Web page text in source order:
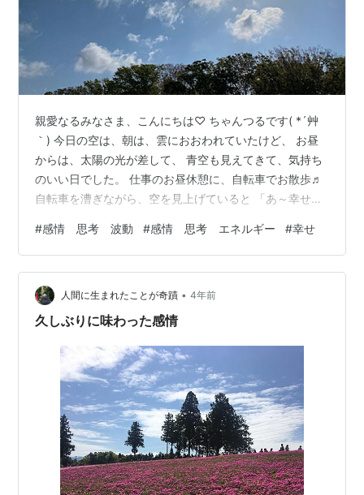
親愛なるみなさま、こんにちは♡ ちゃんつるです( *´艸
｀) 今日の空は、朝は、雲におおわれていたけど、 お昼
からは、太陽の光が差して、 青空も見えてきて、気持ち
のいい日でした。 仕事のお昼休憩に、自転車でお散歩♬
自転車を漕ぎながら、空を見上げていると 「あ～幸せだ
風を感じて、 足でペダルをこげるって 「幸せだな～」
穏やかな気持ちの一日でした。
#感情 思考 波動 #感情 思考 エネルギー #幸せ
人間に生まれたことが奇蹟 • 4年前
久しぶりに味わった感情